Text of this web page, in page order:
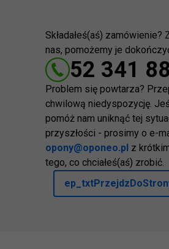
Składałeś(aś) zamówienie?
nas, pomożemy je
52 341
Problem się powtarza?
chwilową niedyspozycję.
pomóż nam uniknąć tej
przyszłości - prosimy o e-
opony@oponeo.pl z
tego, co chciałeś(aś) zrobić.